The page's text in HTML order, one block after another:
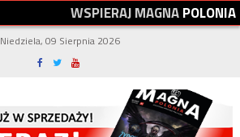
WSPIERAJMAGNAPOLONIA
Niedziela, 09 Sierpnia 2026